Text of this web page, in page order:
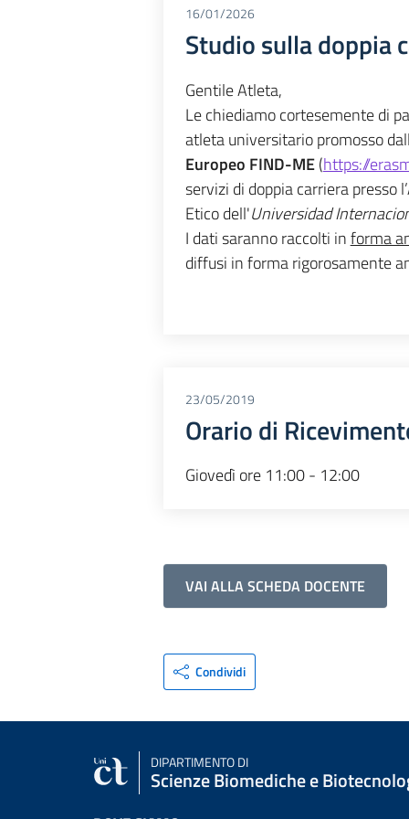
16/01/2026
Studio sulla doppia
Gentile Atleta,
Le chiediamo cortesemente di
atleta universitario promosso
Europeo FIND-ME (https://
servizi di doppia carriera presso
Etico dell'Universidad
I dati saranno raccolti in forma
diffusi in forma rigorosamente
23/05/2019
Orario di
Giovedì ore 11:00 - 12:00
VAI ALLA SCHEDA DOCENTE
Condividi
DIPARTIMENTO DI
Scienze Biomediche e